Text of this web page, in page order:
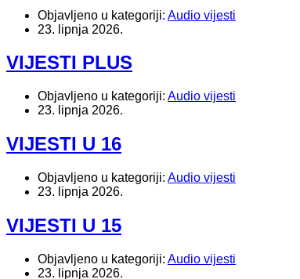
Objavljeno u kategoriji: Audio vijesti
23. lipnja 2026.
VIJESTI PLUS
Objavljeno u kategoriji: Audio vijesti
23. lipnja 2026.
VIJESTI U 16
Objavljeno u kategoriji: Audio vijesti
23. lipnja 2026.
VIJESTI U 15
Objavljeno u kategoriji: Audio vijesti
23. lipnja 2026.